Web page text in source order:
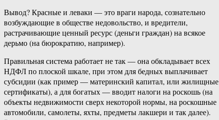
Вывод? Красные и леваки — это враги народа, сознательно
возбуждающие в обществе недовольство, и вредители,
растрачивающие ценный ресурс (деньги граждан) на всякое
дерьмо (на бюрократию, например).
Правильная система работает не так — она обкладывает всех
НДФЛ по плоской шкале, при этом для бедных выплачивает
субсидии (как пример — материнский капитал, или жилищные
сертификаты), а для богатых — вводит налоги на роскошь (на
объекты недвижимости сверх некоторой нормы, на роскошные
автомобили, самолеты, яхты, предметы лакшери и так далее).